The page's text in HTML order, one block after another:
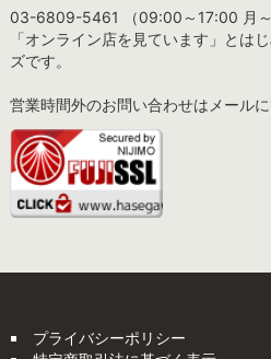
03-6809-5461 （09:00～17:00 月～
「オンライン店を見ています」とは
ズです。
営業時間外のお問い合わせはメールに
プライバシーポリシー